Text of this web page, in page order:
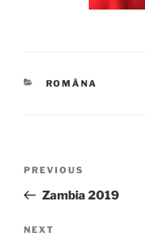
CATEGORIES
ROMÂNA
Previous
Post
PREVIOUS
Zambia 2019
Next
NEXT